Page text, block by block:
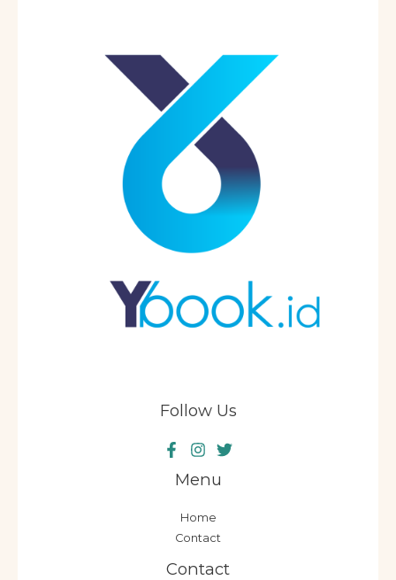
Follow Us
Menu
Home
Contact
Contact